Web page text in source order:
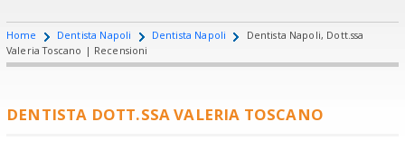
Home Dentista Napoli Dentista Napoli
Dentista Napoli, Dott.ssa
Valeria Toscano | Recensioni
DENTISTA DOTT.SSA VALERIA TOSCANO